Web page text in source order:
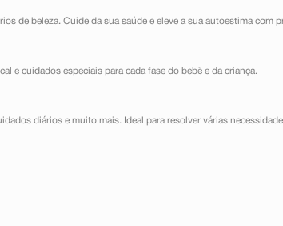
de beleza. Cuide da sua saúde e eleve a sua autoestima com
e cuidados especiais para cada fase do bebê e da criança.
diários e muito mais. Ideal para resolver várias